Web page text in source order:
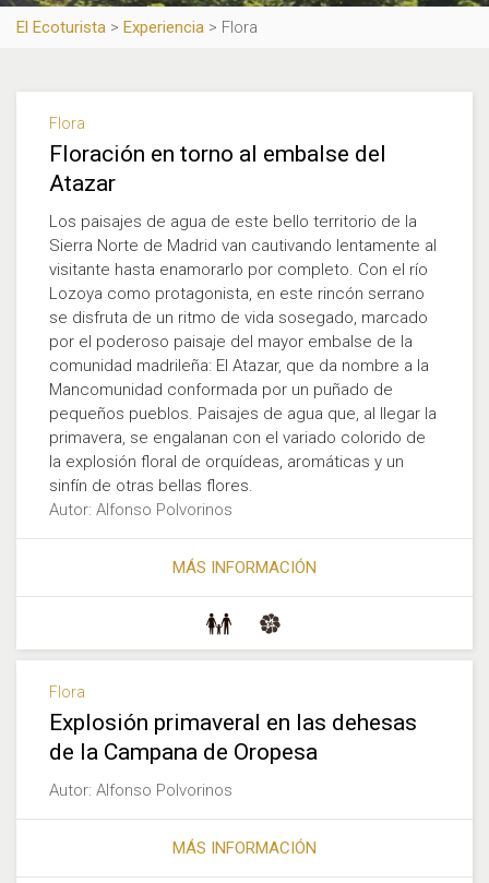
El Ecoturista > Experiencia > Flora
Flora
Floración en torno al embalse del
Atazar
Los paisajes de agua de este bello territorio de la
Sierra Norte de Madrid van cautivando lentamente al
visitante hasta enamorarlo por completo. Con el río
Lozoya como protagonista, en este rincón serrano
se disfruta de un ritmo de vida sosegado, marcado
por el poderoso paisaje del mayor embalse de la
comunidad madrileña: El Atazar, que da nombre a la
Mancomunidad conformada por un puñado de
pequeños pueblos. Paisajes de agua que, al llegar la
primavera, se engalanan con el variado colorido de
la explosión floral de orquídeas, aromáticas y un
sinfín de otras bellas flores.
Autor: Alfonso Polvorinos
MÁS INFORMACIÓN
Flora
Explosión primaveral en las dehesas
de la Campana de Oropesa
Autor: Alfonso Polvorinos
MÁS INFORMACIÓN